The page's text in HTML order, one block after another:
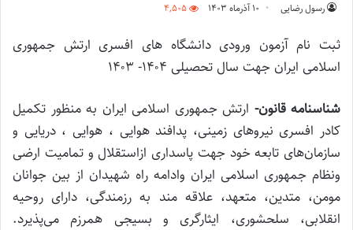
رسول رضایی ۱۰ آذر‌ماه ۱۴۰۳ 4,505
ثبت نام آزمون ورودی دانشگاه های افسری ارتش جمهوری
اسلامی ایران جهت سال تحصیلی ۱۴۰۴- ۱۴۰۳
شناسنامه قانون- ارتش جمهوری اسلامی ایران به منظور تکمیل
کادر افسری نیروهای زمینی، پدافند هوایی ، هوایی ، دریایی و
سازمان‌های تابعه خود جهت پاسداری ازاستقلال و تمامیت ارضی
ونظام جمهوری اسلامی ایران وادامه راه شهیدان از بین جوانان
مومن، متدین، متعهد، علاقه مند به رزمندگی، دارای روحیه
انقلابی، سلحشوری، ایثارگری و بسیجی همرزم می‌پذیرد.